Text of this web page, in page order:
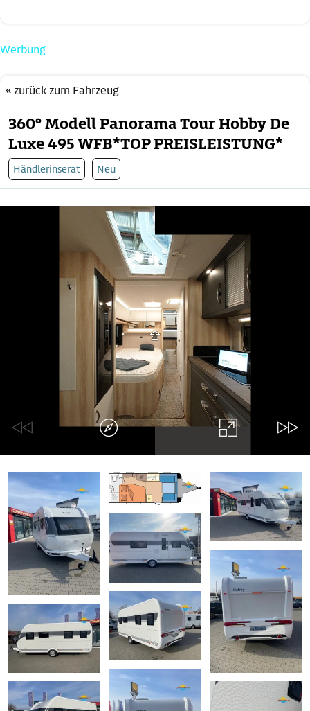
« zurück zum Fahrzeug
360° Modell Panorama Tour Hobby De
Luxe 495 WFB*TOP PREISLEISTUNG*
Händlerinserat Neu
Werbung